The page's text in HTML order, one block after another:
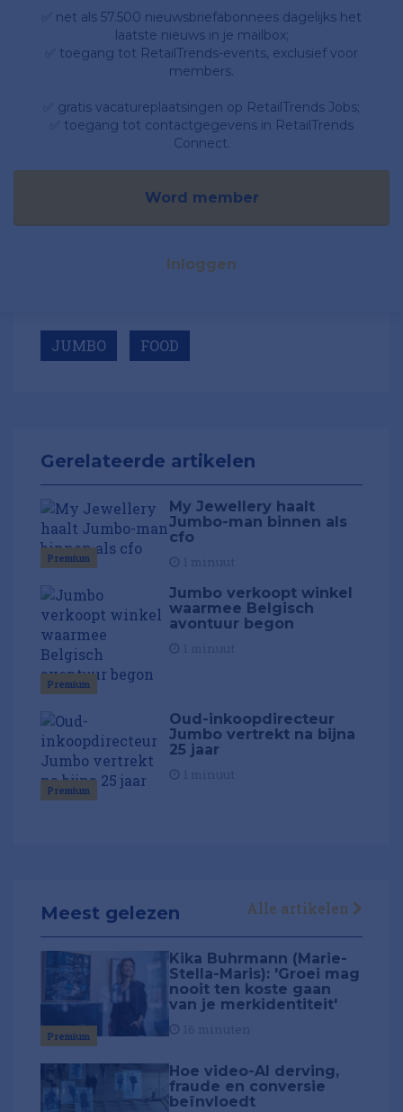
✅ net als 57.500 nieuwsbriefabonnees dagelijks het
laatste nieuws in je mailbox;
✅ toegang tot RetailTrends-events, exclusief voor
members.
✅ gratis vacatureplaatsingen op RetailTrends Jobs;
✅ toegang tot contactgegevens in RetailTrends
Connect.
Word member
Inloggen
JUMBO FOOD
Gerelateerde artikelen
Premium
My Jewellery haalt
Jumbo-man binnen als
cfo
Premium
Jumbo verkoopt winkel
waarmee Belgisch
avontuur begon
Premium
Oud-inkoopdirecteur
Jumbo vertrekt na bijna
25 jaar
Meest gelezen Alle artikelen
Premium
Kika Buhrmann (Marie-
Stella-Maris): 'Groei mag
nooit ten koste gaan
van je merkidentiteit'
Hoe video-AI derving,
fraude en conversie
beïnvloedt